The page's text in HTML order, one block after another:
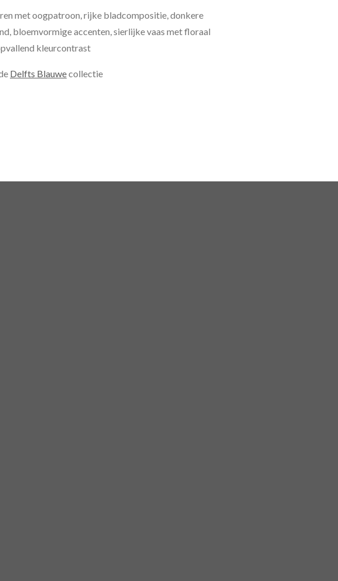
met oogpatroon, rijke bladcompositie, donkere
bloemvormige accenten, sierlijke vaas met floraal
kleurcontrast
Delfts Blauwecollectie